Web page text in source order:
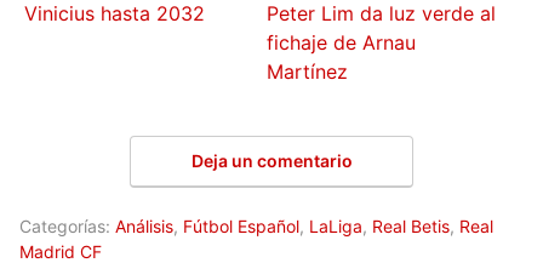
Vinicius hasta 2032
Peter Lim da luz verde al
fichaje de Arnau
Martínez
Deja un comentario
Categorías: Análisis, Fútbol Español, LaLiga, Real Betis, Real
Madrid CF